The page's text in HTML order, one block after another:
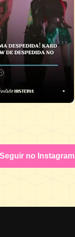
Seguir no Instagram